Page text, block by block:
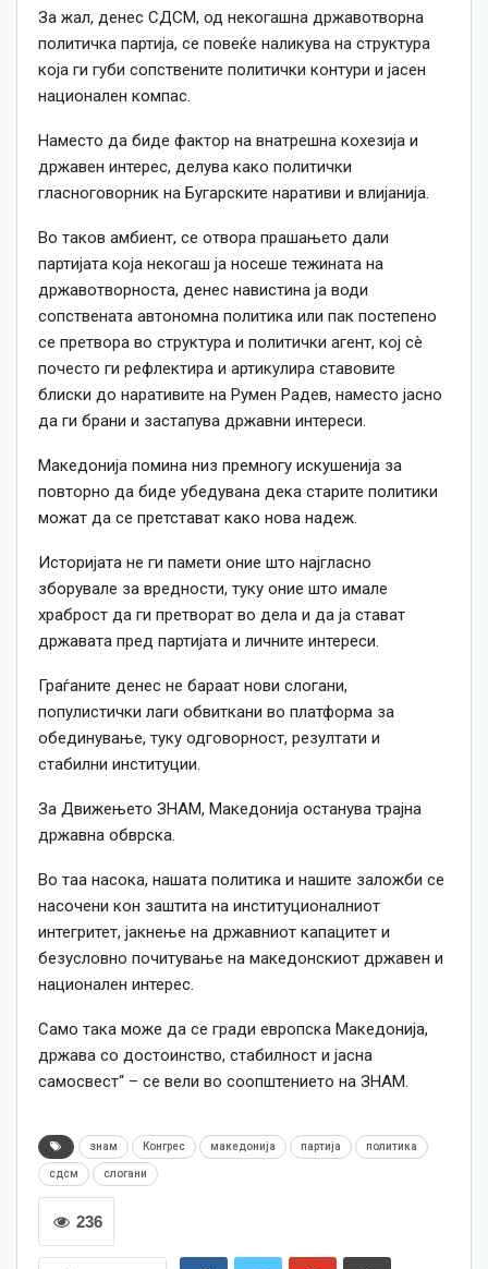
За жал, денес СДСМ, од некогашна државотворна
политичка партија, се повеќе наликува на структура
која ги губи сопствените политички контури и јасен
национален компас.
Наместо да биде фактор на внатрешна кохезија и
државен интерес, делува како политички
гласноговорник на Бугарските наративи и влијанија.
Во таков амбиент, се отвора прашањето дали
партијата која некогаш ја носеше тежината на
државотворноста, денес навистина ја води
сопствената автономна политика или пак постепено
се претвора во структура и политички агент, кој сè
почесто ги рефлектира и артикулира ставовите
блиски до наративите на Румен Радев, наместо јасно
да ги брани и застапува државни интереси.
Македонија помина низ премногу искушенија за
повторно да биде убедувана дека старите политики
можат да се претстават како нова надеж.
Историјата не ги памети оние што најгласно
зборувале за вредности, туку оние што имале
храброст да ги претворат во дела и да ја стават
државата пред партијата и личните интереси.
Граѓаните денес не бараат нови слогани,
популистички лаги обвиткани во платформа за
обединување, туку одговорност, резултати и
стабилни институции.
За Движењето ЗНАМ, Македонија останува трајна
државна обврска.
Во таа насока, нашата политика и нашите заложби се
насочени кон заштита на институционалниот
интегритет, јакнење на државниот капацитет и
безусловно почитување на македонскиот државен и
национален интерес.
Само така може да се гради европска Македонија,
држава со достоинство, стабилност и јасна
самосвест“ – се вели во соопштението на ЗНАМ.
знам Конгрес македонија партија политика
сдсм слогани
236